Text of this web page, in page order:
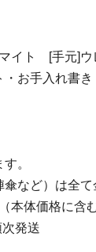
イト [手元]ウ
お手入れ書き
。
など）は全て
本体価格に含む
発送